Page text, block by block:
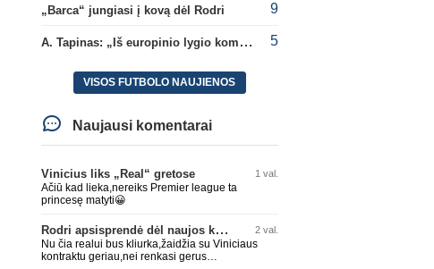
„Barca“ jungiasi į kovą dėl Rodri 9
A. Tapinas: „Iš europinio lygio komandos gavom gerų pamokų“ 5
VISOS FUTBOLO NAUJIENOS
Naujausi komentarai
Vinicius liks „Real“ gretose 1 val.
Ačiū kad lieka,nereiks Premier league ta
princesę matyti😀
Rodri apsisprendė dėl naujos komandos 2 val.
Nu čia realui bus kliurka,žaidžia su Viniciaus
kontraktu geriau,nei renkasi gerus